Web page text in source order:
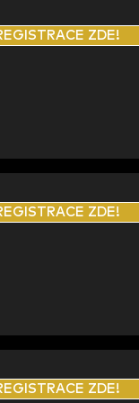
ZDE!
ZDE!
ZDE!